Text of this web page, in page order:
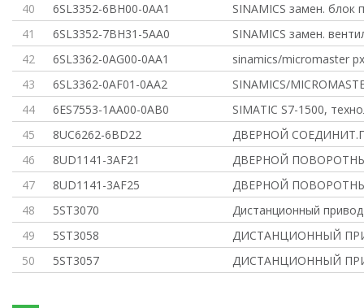
40
6SL3352-6BH00-0AA1
SINAMICS замен. блок
41
6SL3352-7BH31-5AA0
SINAMICS замен.
42
6SL3362-0AG00-0AA1
sinamics/micromaster
43
6SL3362-0AF01-0AA2
SINAMICS/
44
6ES7553-1AA00-0AB0
SIMATIC S7-1500,
45
8UC6262-6BD22
ДВЕРНОЙ
46
8UD1141-3AF21
ДВЕРНОЙ
47
8UD1141-3AF25
ДВЕРНОЙ
48
5ST3070
Дистанционный
49
5ST3058
ДИСТАНЦИОННЫЙ
50
5ST3057 ДИСТАНЦИОННЫЙ